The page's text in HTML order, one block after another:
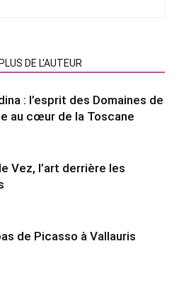
PLUS DE L'AUTEUR
: l’esprit des Domaines de
au cœur de la Toscane
Vez, l’art derrière les
de Picasso à Vallauris